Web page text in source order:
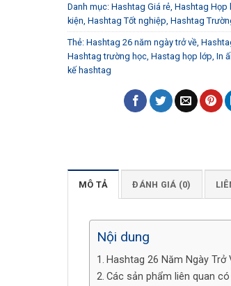
Danh mục: Hashtag Giá rẻ Hashtag Họp
kiện Hashtag Tốt nghiệp Hashtag
Thẻ: Hashtag 26 năm ngày trở về
Hashtag trường học Hastag họp lớp In
kế hashtag
MÔ TẢ ĐÁNH GIÁ (0)
Nội dung
Hashtag 26 Năm Ngày Trở
Các sản phẩm liên quan